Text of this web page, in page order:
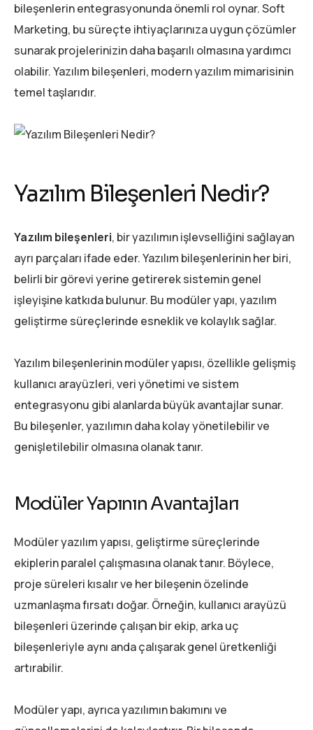
bileşenlerin entegrasyonunda önemli rol oynar. Soft
Marketing, bu süreçte ihtiyaçlarınıza uygun çözümler
sunarak projelerinizin daha başarılı olmasına yardımcı
olabilir. Yazılım bileşenleri, modern yazılım mimarisinin
temel taşlarıdır.
Yazılım Bileşenleri Nedir?
Yazılım bileşenleri, bir yazılımın işlevselliğini sağlayan
ayrı parçaları ifade eder. Yazılım bileşenlerinin her biri,
belirli bir görevi yerine getirerek sistemin genel
işleyişine katkıda bulunur. Bu modüler yapı, yazılım
geliştirme süreçlerinde esneklik ve kolaylık sağlar.
Yazılım bileşenlerinin modüler yapısı, özellikle gelişmiş
kullanıcı arayüzleri, veri yönetimi ve sistem
entegrasyonu gibi alanlarda büyük avantajlar sunar.
Bu bileşenler, yazılımın daha kolay yönetilebilir ve
genişletilebilir olmasına olanak tanır.
Modüler Yapının Avantajları
Modüler yazılım yapısı, geliştirme süreçlerinde
ekiplerin paralel çalışmasına olanak tanır. Böylece,
proje süreleri kısalır ve her bileşenin özelinde
uzmanlaşma fırsatı doğar. Örneğin, kullanıcı arayüzü
bileşenleri üzerinde çalışan bir ekip, arka uç
bileşenleriyle aynı anda çalışarak genel üretkenliği
artırabilir.
Modüler yapı, ayrıca yazılımın bakımını ve